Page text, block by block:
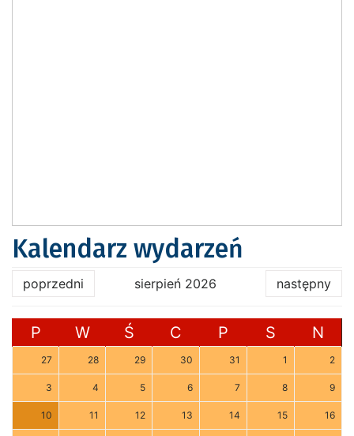
Kalendarz wydarzeń
poprzedni sierpień 2026 następny
P W Ś C P S N
27 28 29 30 31 1 2
3 4 5 6 7 8 9
10 11 12 13 14 15 16